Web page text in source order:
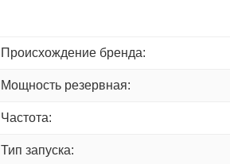
Происхождение бренда:
Мощность резервная:
Частота:
Тип запуска: